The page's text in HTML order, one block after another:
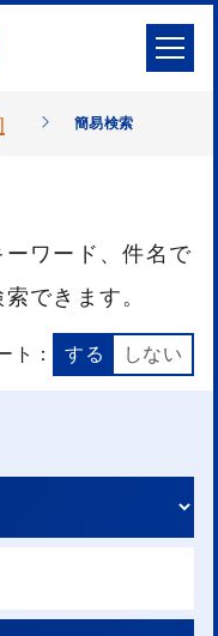
簡易検索
ワード、件名で
できます。
ト： する しない